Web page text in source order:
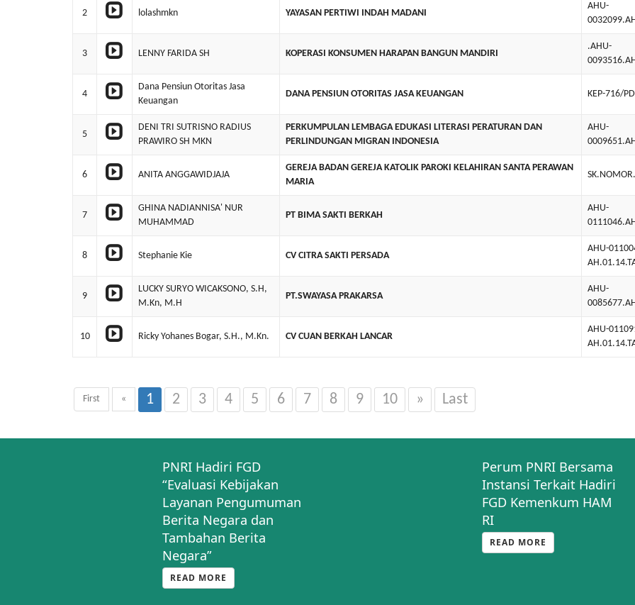
2 lolashmkn YAYASAN PERTIWI INDAH MADANI
AHU-
3 LENNY FARIDA SH KOPERASI KONSUMEN HARAPAN BANGUN MANDIRI
.AHU-
4
Dana Pensiun Otoritas Jasa
Keuangan
DANA PENSIUN OTORITAS JASA KEUANGAN KEP-716/
5
DENI TRI SUTRISNO RADIUS
PRAWIRO SH MKN
PERKUMPULAN LEMBAGA EDUKASI LITERASI PERATURAN DAN
PERLINDUNGAN MIGRAN INDONESIA
AHU-
6 ANITA ANGGAWIDJAJA
GEREJA BADAN GEREJA KATOLIK PAROKI KELAHIRAN SANTA PERAWAN
MARIA
7
GHINA NADIANNISA' NUR
MUHAMMAD
PT BIMA SAKTI BERKAH
AHU-
8 Stephanie Kie CV CITRA SAKTI PERSADA
AHU-
9
LUCKY SURYO WICAKSONO, S.H,
M.Kn, M.H
PT.SWAYASA PRAKARSA
AHU-
10 Ricky Yohanes Bogar, S.H., M.Kn. CV CUAN BERKAH LANCAR
AHU-
First « 1 2 3 4 5 6 7 8 9 10 » Last
PNRI Hadiri FGD
“Evaluasi Kebijakan
Layanan Pengumuman
Berita Negara dan
Tambahan Berita
Negara”
READ MORE
Perum PNRI Bersama
Instansi Terkait Hadiri
FGD Kemenkum HAM
RI
READ MORE